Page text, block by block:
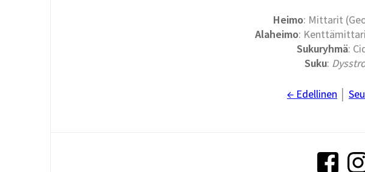
Heimo: Mittarit
Alaheimo:
Sukuryhmä:
Suku:
← Edellinen